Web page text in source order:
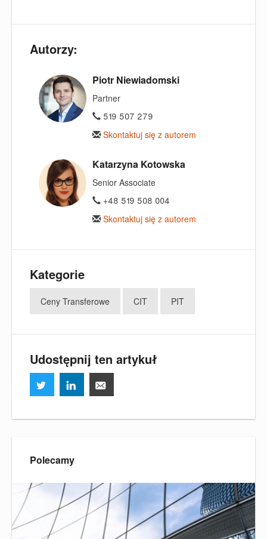
Autorzy:
Piotr Niewiadomski
Partner
519 507 279
Skontaktuj się z autorem
Katarzyna Kotowska
Senior Associate
+48 519 508 004
Skontaktuj się z autorem
Kategorie
Ceny Transferowe CIT PIT
Udostępnij ten artykuł
Polecamy